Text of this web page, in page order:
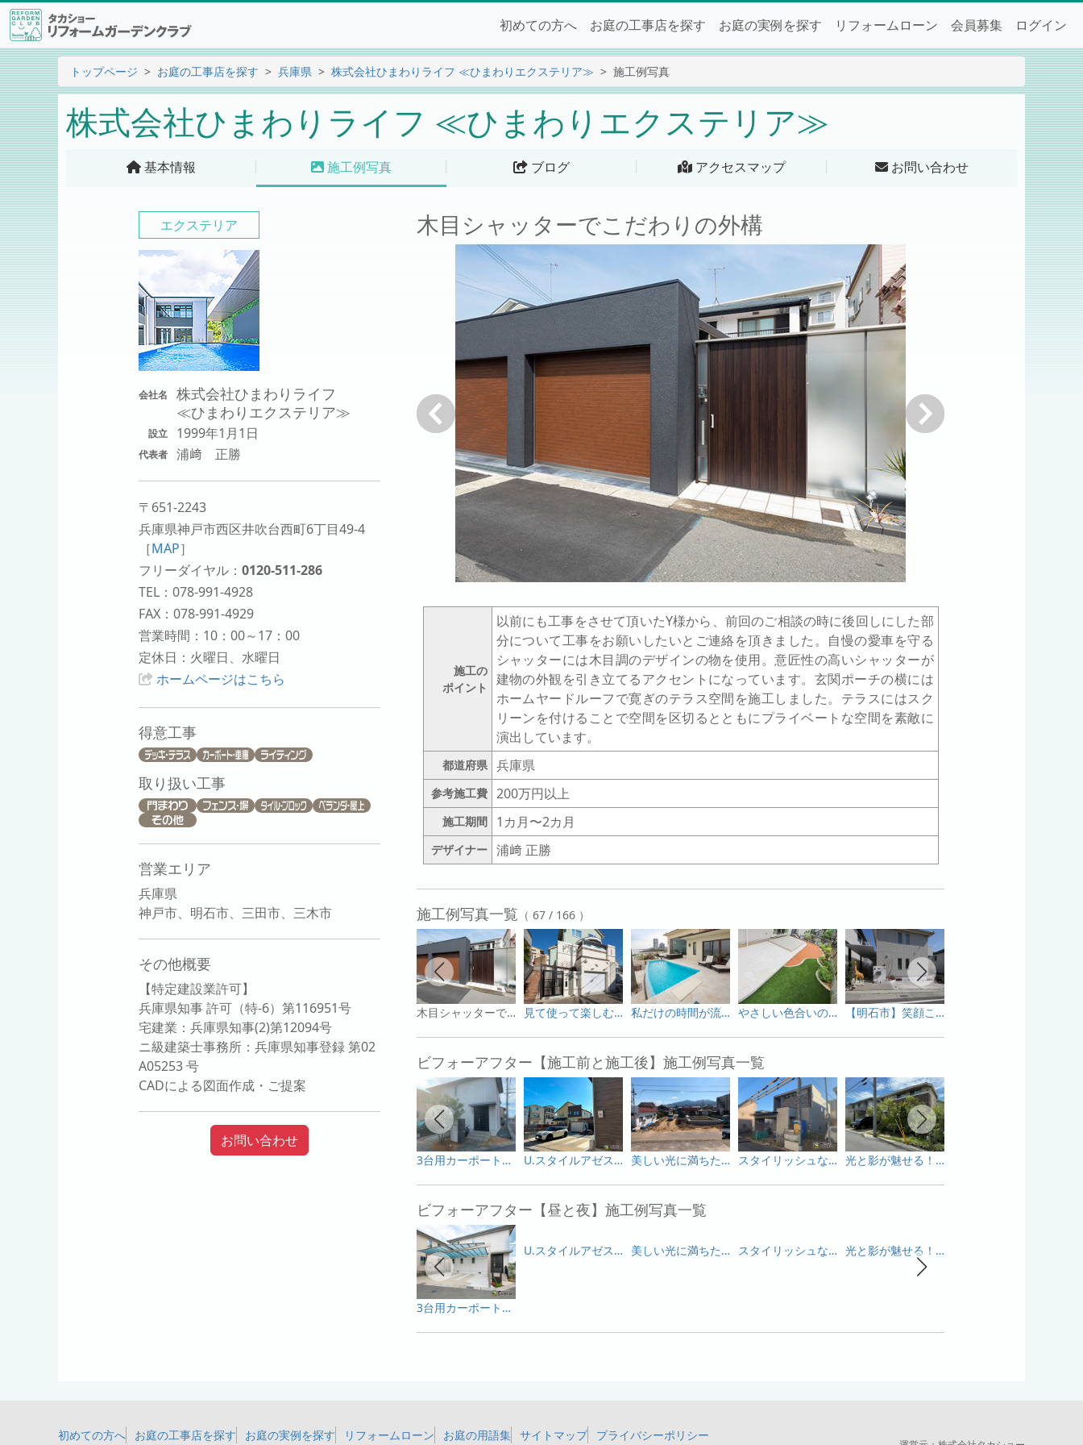
初めての方へ お庭の工事店を探す お庭の実例を探す リフォームローン 会員募集 ログイン
トップページ お庭の工事店を探す 兵庫県 株式会社ひまわりライフ ≪ひまわりエクステリア≫ 施工例写真
株式会社ひまわりライフ ≪ひまわりエクステリア≫
基本情報 施工例写真 ブログ アクセスマップ お問い合わせ
エクステリア
会社名
株式会社ひまわりライフ
≪ひまわりエクステリア≫
設立 1999年1月1日
代表者 浦﨑 正勝
〒651-2243
兵庫県神戸市西区井吹台西町6丁目49-4
［MAP］
フリーダイヤル： 0120-511-286
TEL：078-991-4928
FAX：078-991-4929
営業時間：10：00～17：00
定休日：火曜日、水曜日
ホームページはこちら
得意工事
取り扱い工事
営業エリア
兵庫県
神戸市、明石市、三田市、三木市
その他概要
【特定建設業許可】
兵庫県知事 許可（特-6）第116951号
宅建業：兵庫県知事(2)第12094号
ニ級建築士事務所：兵庫県知事登録 第02
A05253 号
CADによる図面作成・ご提案
お問い合わせ
木目シャッターでこだわりの外構
施工の
ポイント
以前にも工事をさせて頂いたY様から、前回のご相談の時に後回しにした部
分について工事をお願いしたいとご連絡を頂きました。自慢の愛車を守る
シャッターには木目調のデザインの物を使用。意匠性の高いシャッターが
建物の外観を引き立てるアクセントになっています。玄関ポーチの横には
ホームヤードルーフで寛ぎのテラス空間を施工しました。テラスにはスク
リーンを付けることで空間を区切るとともにプライベートな空間を素敵に
演出しています。
都道府県 兵庫県
参考施工費 200万円以上
施工期間 1カ月〜2カ月
デザイナー 浦﨑 正勝
施工例写真一覧 （ 67 / 166 ）
木目シャッターでこだわりの外構 見て使って楽しむお庭へリフォーム 私だけの時間が流れるリゾートガーデン やさしい色合いのリゾートガーデン 【明石市】笑顔こぼれるアニマル外構【アニマルオブジェ】
ビフォーアフター【施工前と施工後】施工例写真一覧
3台用カーポートがかっこいいエクステリア！ U.スタイルアゼストとアートボードが創る上質なファサード 美しい光に満ちたプライベートガーデン スタイリッシュな建物にピッタリ！こだわりのモダン外構！ 光と影が魅せる！居心地のいいガーデンリフォーム！
ビフォーアフター【昼と夜】施工例写真一覧
3台用カーポートがかっこいいエクステリア！
U.スタイルアゼストとアートボードが創る上質なファサード 美しい光に満ちたプライベートガーデン スタイリッシュな建物にピッタリ！こだわりのモダン外構！ 光と影が魅せる！居心地のいいガーデンリフォーム！
初めての方へ お庭の工事店を探す お庭の実例を探す リフォームローン お庭の用語集 サイトマップ プライバシーポリシー